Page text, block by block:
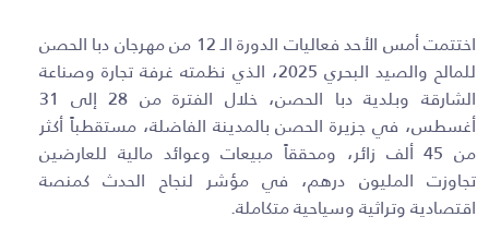
اختتمت أمس الأحد فعاليات الدورة الـ 12 من مهرجان دبا الحصن
للمالح والصيد البحري 2025، الذي نظمته غرفة تجارة وصناعة
الشارقة وبلدية دبا الحصن، خلال الفترة من 28إلى 31
أغسطس، في جزيرة الحصن بالمدينة الفاضلة، مستقطباً أكثر
من 45ألف زائر، ومحققاً مبيعات وعوائد مالية للعارضين
تجاوزت المليون درهم، في مؤشر لنجاح الحدث كمنصة
اقتصادية وتراثية وسياحية متكاملة.